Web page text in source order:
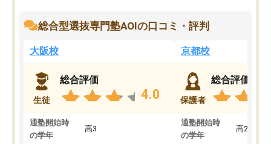
総合型選抜専門塾AOIの口コミ・評判
大阪校
生徒
総合評価
4.0
通塾開始時
の学年
高3
京都校
保護者
総合評価
通塾開始時
の学年
高2